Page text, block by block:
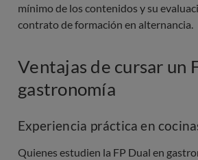
mínimo de los contenidos y su
contrato de formación en alternancia.
Ventajas de cursar un
gastronomía
Experiencia práctica en
Quienes estudien la FP Dual en